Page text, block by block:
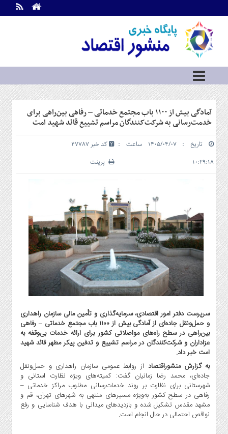
اطلاعات
تماس
ما
درباره
ما
سرویس
ها
خانه
سرمایه
و
بورس
و
شهری
گاز
و
پتروشیمی
صنعت
و
خودرو
آپ
و
فن
آوری
بانک
،
بیمه
و
ارز
دیجیتال
آمادگی بیش از ۱۱۰۰ باب مجتمع خدماتی – رفاهی بین‌راهی برای
خدمت‌رسانی به شرکت‌کنندگان مراسم تشییع قائد شهید امت
تاریخ : ۱۴۰۵/۰۴/۰۷ ساعت :
۱۰:۲۹:۱۸
کد خبر 47787
پرینت
سرپرست دفتر امور اقتصادی، سرمایه‌گذاری و تأمین مالی سازمان راهداری
و حمل‌ونقل جاده‌ای از آمادگی بیش از ۱۱۰۰ باب مجتمع خدماتی – رفاهی
بین‌راهی در سطح راه‌های مواصلاتی کشور برای ارائه خدمات بی‌وقفه به
عزاداران و شرکت‌کنندگان در مراسم تشییع و تدفین پیکر مطهر قائد شهید
امت خبر داد.
به گزارش منشوراقتصاد از روابط عمومی سازمان راهداری و حمل‌ونقل
جاده‌ای، محمد رضا زمانیان گفت: کمیته‌های ویژه نظارت استانی و
شهرستانی برای نظارت بر روند خدمات‌رسانی مطلوب مراکز خدماتی –
رفاهی در سطح کشور به‌ویژه مسیرهای منتهی به شهرهای تهران، قم و
مشهد مقدس تشکیل شده و بازدیدهای میدانی با هدف شناسایی و رفع
نواقص احتمالی در حال انجام است.